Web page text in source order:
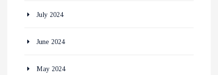
July 2024
June 2024
May 2024